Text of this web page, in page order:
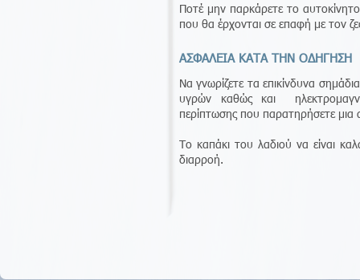
Ποτέ μην παρκάρετε το
που θα έρχονται σε επαφή με τον
ΑΣΦΑΛΕΙΑ ΚΑΤΑ ΤΗΝ ΟΔΗΓΗΣΗ
Να γνωρίζετε τα επικίνδυνα
υγρών καθώς και
περίπτωσης που παρατηρήσετε
Το καπάκι του λαδιού να είναι
διαρροή.